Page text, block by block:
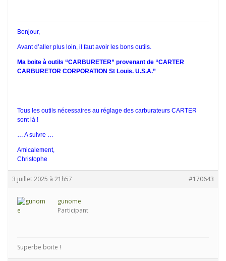
Bonjour,
Avant d’aller plus loin, il faut avoir les bons outils.
Ma boite à outils “CARBURETER” provenant de “CARTER
CARBURETOR CORPORATION St Louis. U.S.A.”
Tous les outils nécessaires au réglage des carburateurs CARTER
sont là !
… A suivre …
Amicalement,
Christophe
3 juillet 2025 à 21h57 #170643
gunome
Participant
Superbe boite !